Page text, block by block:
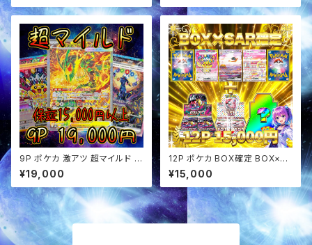
9P ポケカ 激アツ 超マイルド オ
リパ
¥19,000
12P ポケカ BOX確定 BOX×SA
Rセットオリパ
¥15,000